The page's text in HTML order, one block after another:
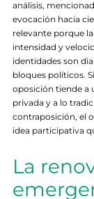
análisis,
evocación hacia
relevante porque
intensidad y
identidades son
bloques políticos.
oposición tiende a
privada y a lo
contraposición, el
idea participativa
La